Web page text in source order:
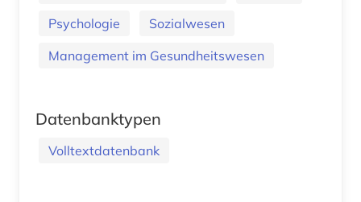
Psychologie
Sozialwesen
Management im Gesundheitswesen
Datenbanktypen
Volltextdatenbank